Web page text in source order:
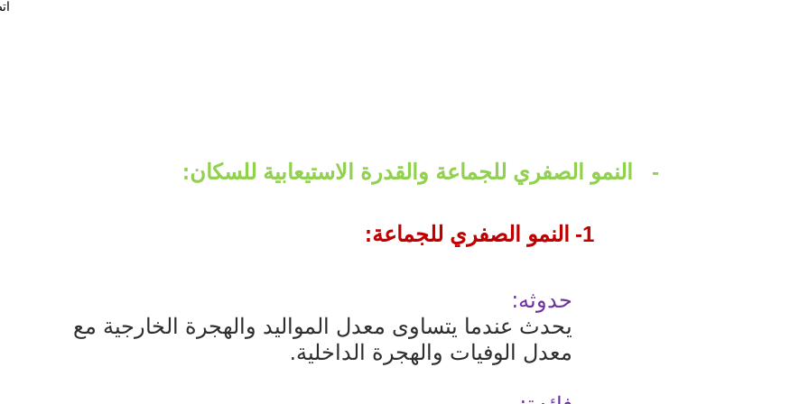
- النمو الصفري للجماعة والقدرة الاستيعابية للسكان:
1- النمو الصفري للجماعة:
حدوثه:
يحدث عندما يتساوى معدل المواليد والهجرة الخارجية مع
معدل الوفيات والهجرة الداخلية.